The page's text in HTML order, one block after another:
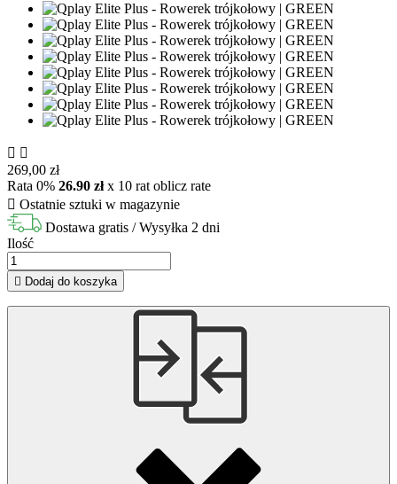
 
269,00 zł
Rata 0% 26.90 złx 10 rat oblicz rate
 Ostatnie sztuki w magazynie
Dostawa gratis / Wysyłka 2 dni
Ilość
 Dodaj do koszyka